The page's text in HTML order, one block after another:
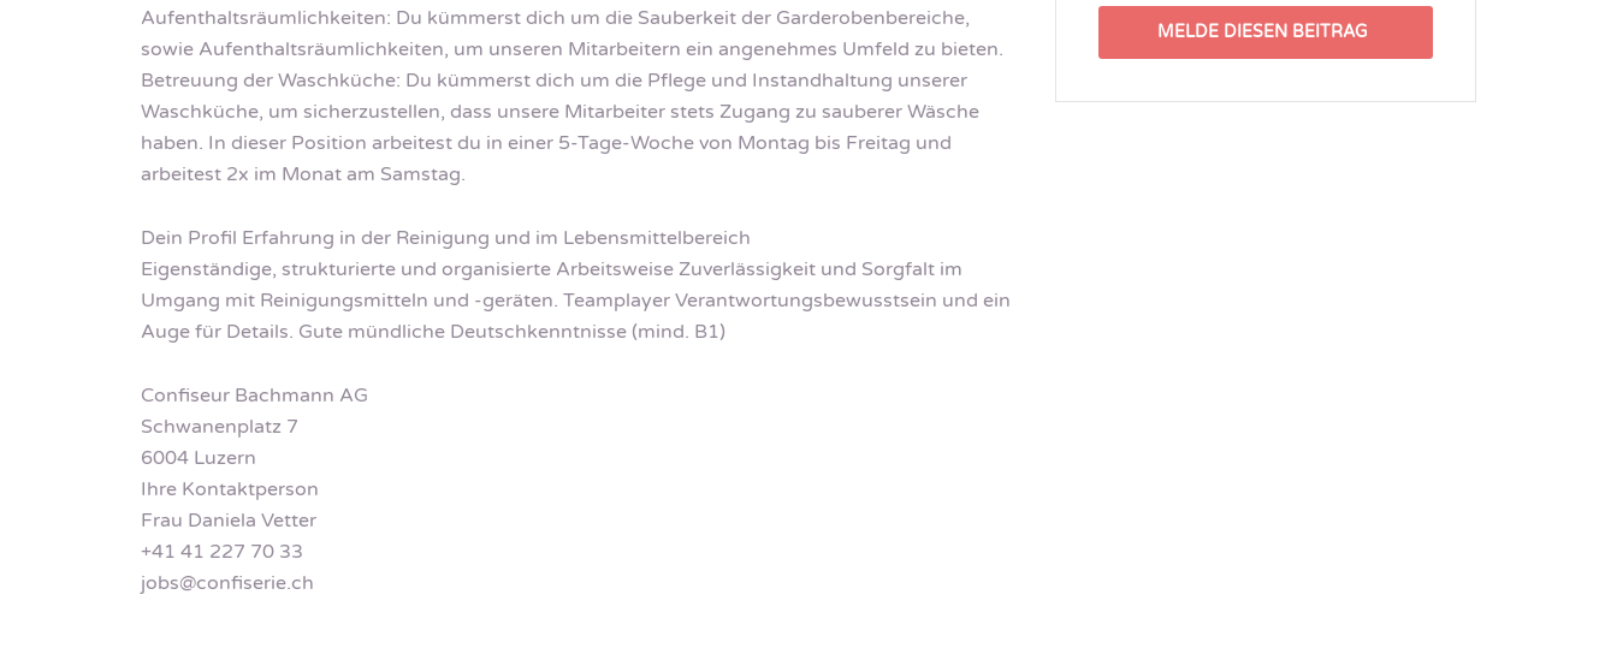
Aufenthaltsräumlichkeiten: Du kümmerst dich um die Sauberkeit der Garderobenbereiche,
sowie Aufenthaltsräumlichkeiten, um unseren Mitarbeitern ein angenehmes Umfeld zu bieten.
Betreuung der Waschküche: Du kümmerst dich um die Pflege und Instandhaltung unserer
Waschküche, um sicherzustellen, dass unsere Mitarbeiter stets Zugang zu sauberer Wäsche
haben. In dieser Position arbeitest du in einer 5-Tage-Woche von Montag bis Freitag und
arbeitest 2x im Monat am Samstag.
Dein Profil Erfahrung in der Reinigung und im Lebensmittelbereich
Eigenständige, strukturierte und organisierte Arbeitsweise Zuverlässigkeit und Sorgfalt im
Umgang mit Reinigungsmitteln und -geräten. Teamplayer Verantwortungsbewusstsein und ein
Auge für Details. Gute mündliche Deutschkenntnisse (mind. B1)
Confiseur Bachmann AG
Schwanenplatz 7
6004 Luzern
Ihre Kontaktperson
Frau Daniela Vetter
+41 41 227 70 33
jobs@confiserie.ch
MELDE DIESEN BEITRAG